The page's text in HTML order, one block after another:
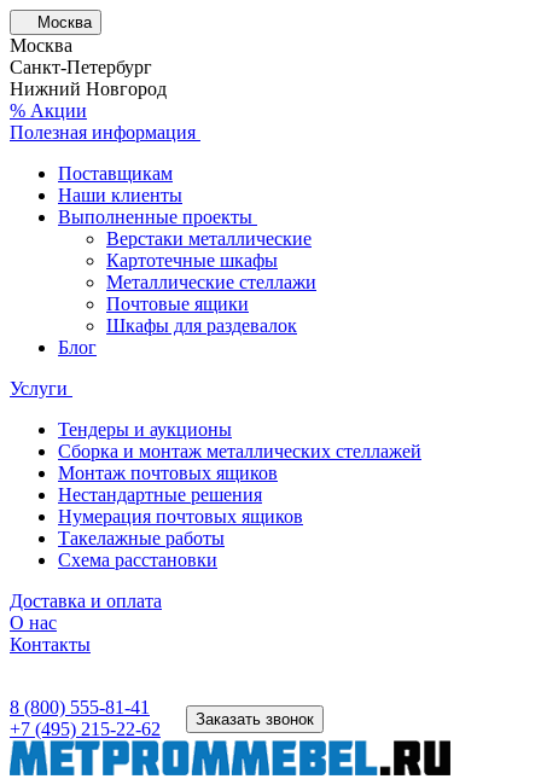
Москва
Москва
Санкт-Петербург
Нижний Новгород
% Акции
Полезная информация
Поставщикам
Наши клиенты
Выполненные проекты
Верстаки металлические
Картотечные шкафы
Металлические стеллажи
Почтовые ящики
Шкафы для раздевалок
Блог
Услуги
Тендеры и аукционы
Сборка и монтаж металлических стеллажей
Монтаж почтовых ящиков
Нестандартные решения
Нумерация почтовых ящиков
Такелажные работы
Схема расстановки
Доставка и оплата
О нас
Контакты
8 (800) 555-81-41
+7 (495) 215-22-62
Заказать звонок